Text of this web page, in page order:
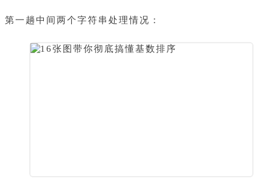
第一趟中间两个字符串处理情况：